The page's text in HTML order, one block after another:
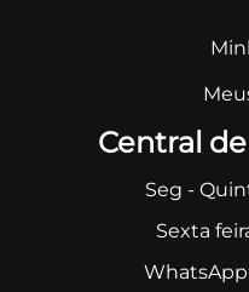
Central
Seg -
Sexta